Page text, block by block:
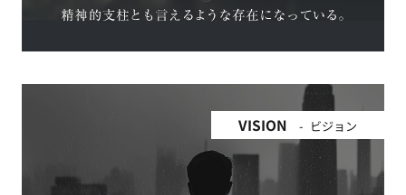
VISION ビジョン